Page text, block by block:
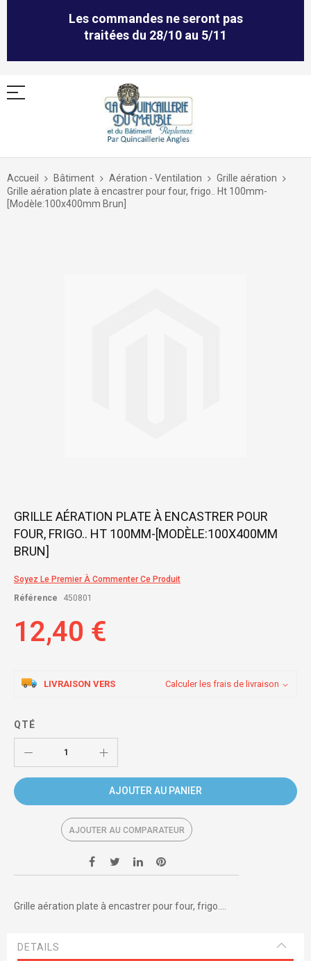
Les commandes ne seront pas
traitées du 28/10 au 5/11
Allez
contenu
Accueil Bâtiment Aération - Ventilation
Grille aération
Grille aération plate à encastrer pour four, frigo.. Ht 100mm-
[Modèle:100x400mm Brun]
Skip
the
beginning
images
gallery
GRILLE AÉRATION PLATE À ENCASTRER POUR
FOUR, FRIGO.. HT 100MM-[MODÈLE:100X400MM
BRUN]
Soyez Le Premier À Commenter Ce Produit
Référence
450801
12,40 €
LIVRAISON VERS Calculer les frais de livraison
QTÉ
AJOUTER AU PANIER
AJOUTER AU COMPARATEUR
Grille aération plate à encastrer pour four, frigo....
DETAILS